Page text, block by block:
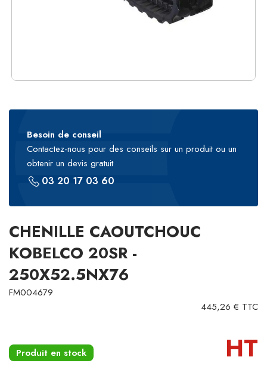
Besoin de conseil
Contactez-nous pour des conseils sur un produit ou un
obtenir un devis gratuit
03 20 17 03 60
CHENILLE CAOUTCHOUC
KOBELCO 20SR -
250X52.5NX76
FM004679
445,26 € TTC
Produit en stock HT